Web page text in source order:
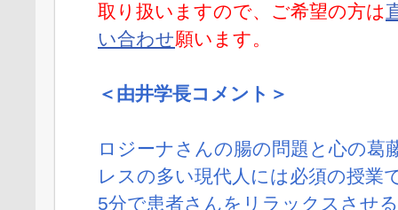
取り扱いますので、ご希望の方は
い合わせ願います。
＜由井学長コメント＞
ロジーナさんの腸の問題と心の葛
レスの多い現代人には必須の授業
5分で患者さんをリラックスさせ